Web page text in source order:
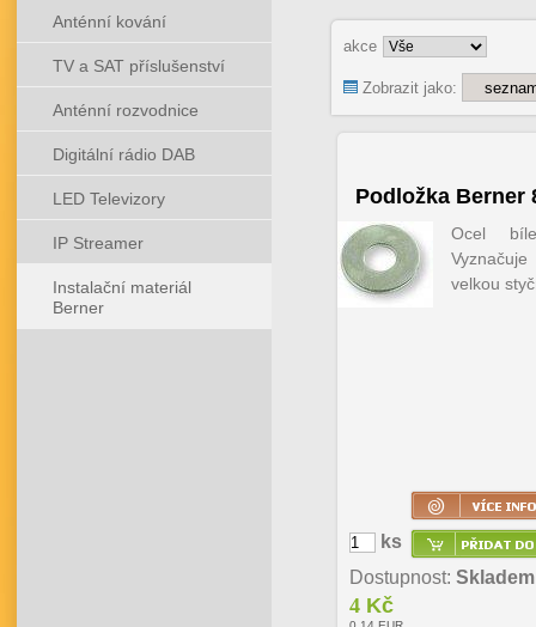
akce
Zobrazit jako:
Podložka Berner
Ocel
velkou
ks
Dostupnost:
4 Kč
Anténní kování
TV a SAT příslušenství
Anténní rozvodnice
Digitální rádio DAB
LED Televizory
IP Streamer
Instalační materiál
Berner